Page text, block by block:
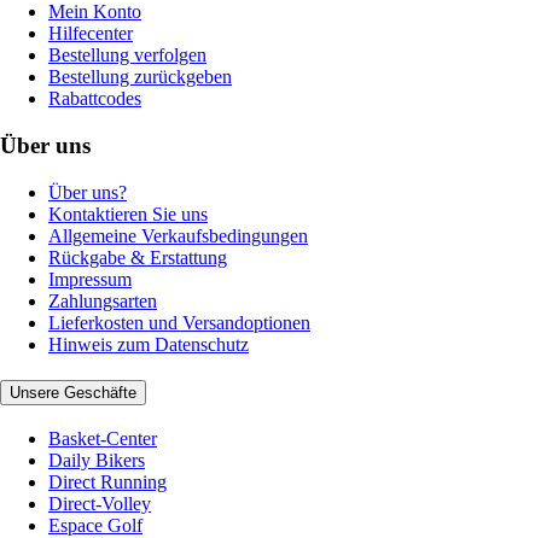
Mein Konto
Hilfecenter
Bestellung verfolgen
Bestellung zurückgeben
Rabattcodes
Über uns
Über uns?
Kontaktieren Sie uns
Allgemeine Verkaufsbedingungen
Rückgabe & Erstattung
Impressum
Zahlungsarten
Lieferkosten und Versandoptionen
Hinweis zum Datenschutz
Unsere Geschäfte
Basket-Center
Daily Bikers
Direct Running
Direct-Volley
Espace Golf